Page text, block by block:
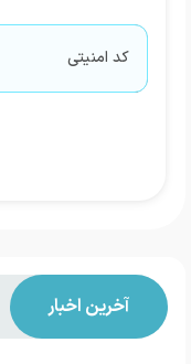
آخرین اخبار